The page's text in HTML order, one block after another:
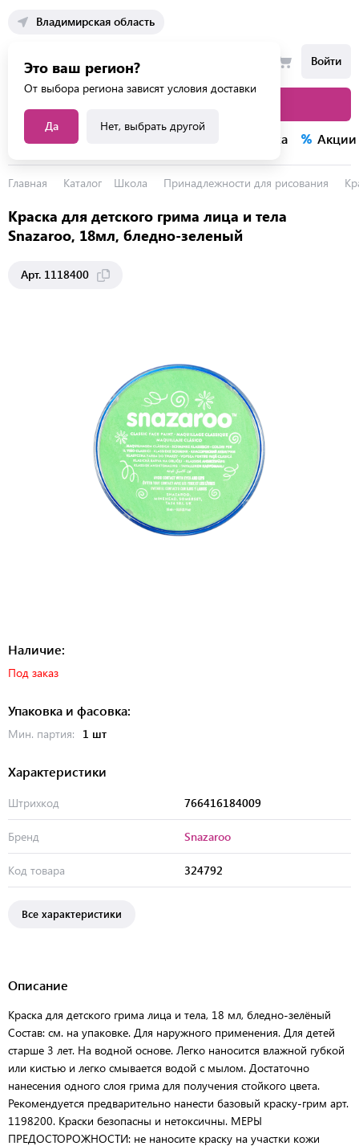
Владимирская область
Это ваш регион?
От выбора региона зависят условия доставки
Да Нет, выбрать другой
Войти
Каталог услуг Распродажа Акции
Главная Каталог Школа Принадлежности для рисования
Краска для детского грима лица и тела
Snazaroo, 18мл, бледно-зеленый
Арт. 1118400
Наличие:
Под заказ
Упаковка и фасовка:
Мин. партия: 1 шт
Характеристики
Штрихкод 766416184009
Бренд Snazaroo
Код товара 324792
Все характеристики
Описание
Краска для детского грима лица и тела, 18 мл, бледно-зелёный
Состав: см. на упаковке. Для наружного применения. Для детей
старше 3 лет. На водной основе. Легко наносится влажной губкой
или кистью и легко смывается водой с мылом. Достаточно
нанесения одного слоя грима для получения стойкого цвета.
Рекомендуется предварительно нанести базовый краску-грим арт.
1198200. Краски безопасны и нетоксичны. МЕРЫ
ПРЕДОСТОРОЖНОСТИ: не наносите краску на участки кожи